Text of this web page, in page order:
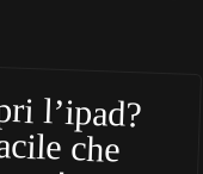
l’ipad?
che